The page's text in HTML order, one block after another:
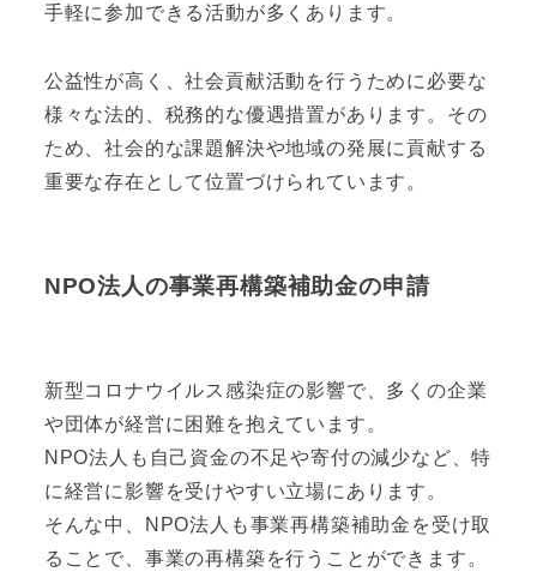
手軽に参加できる活動が多くあります。
公益性が高く、社会貢献活動を行うために必要な
様々な法的、税務的な優遇措置があります。その
ため、社会的な課題解決や地域の発展に貢献する
重要な存在として位置づけられています。
NPO法人の事業再構築補助金の申請
新型コロナウイルス感染症の影響で、多くの企業
や団体が経営に困難を抱えています。
NPO法人も自己資金の不足や寄付の減少など、特
に経営に影響を受けやすい立場にあります。
そんな中、NPO法人も事業再構築補助金を受け取
ることで、事業の再構築を行うことができます。